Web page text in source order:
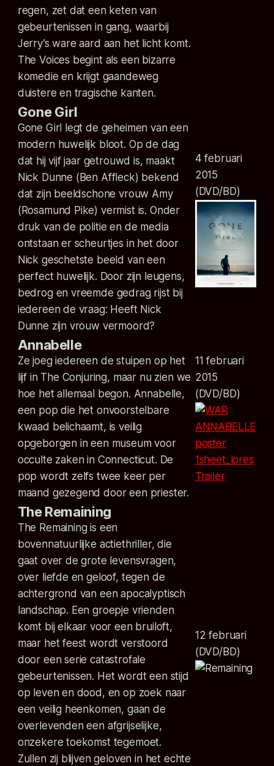
regen, zet dat een keten van
gebeurtenissen in gang, waarbij
Jerry’s ware aard aan het licht komt.
The Voices begint als een bizarre
komedie en krijgt gaandeweg
duistere en tragische kanten.
Gone Girl
Gone Girl legt de geheimen van een
modern huwelijk bloot. Op de dag
dat hij vijf jaar getrouwd is, maakt
Nick Dunne (Ben Affleck) bekend
dat zijn beeldschone vrouw Amy
(Rosamund Pike) vermist is. Onder
druk van de politie en de media
ontstaan er scheurtjes in het door
Nick geschetste beeld van een
perfect huwelijk. Door zijn leugens,
bedrog en vreemde gedrag rijst bij
iedereen de vraag: Heeft Nick
Dunne zijn vrouw vermoord?
4 februari
2015
(DVD/BD)
Annabelle
Ze joeg iedereen de stuipen op het
lijf in The Conjuring, maar nu zien we
hoe het allemaal begon. Annabelle,
een pop die het onvoorstelbare
kwaad belichaamt, is veilig
opgeborgen in een museum voor
occulte zaken in Connecticut. De
pop wordt zelfs twee keer per
maand gezegend door een priester.
11 februari
2015
(DVD/BD)
Trailer
The Remaining
The Remaining is een
bovennatuurlijke actiethriller, die
gaat over de grote levensvragen,
over liefde en geloof, tegen de
achtergrond van een apocalyptisch
landschap. Een groepje vrienden
komt bij elkaar voor een bruiloft,
maar het feest wordt verstoord
door een serie catastrofale
gebeurtenissen. Het wordt een stijd
op leven en dood, en op zoek naar
een veilig heenkomen, gaan de
overlevenden een afgrijselijke,
onzekere toekomst tegemoet.
Zullen zij blijven geloven in het echte
12 februari
(DVD/BD)